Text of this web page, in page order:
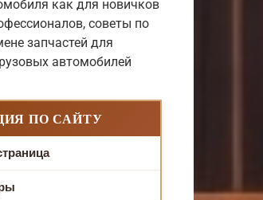
как для новичков
советы по
запчастей для
автомобилей
ПО САЙТУ